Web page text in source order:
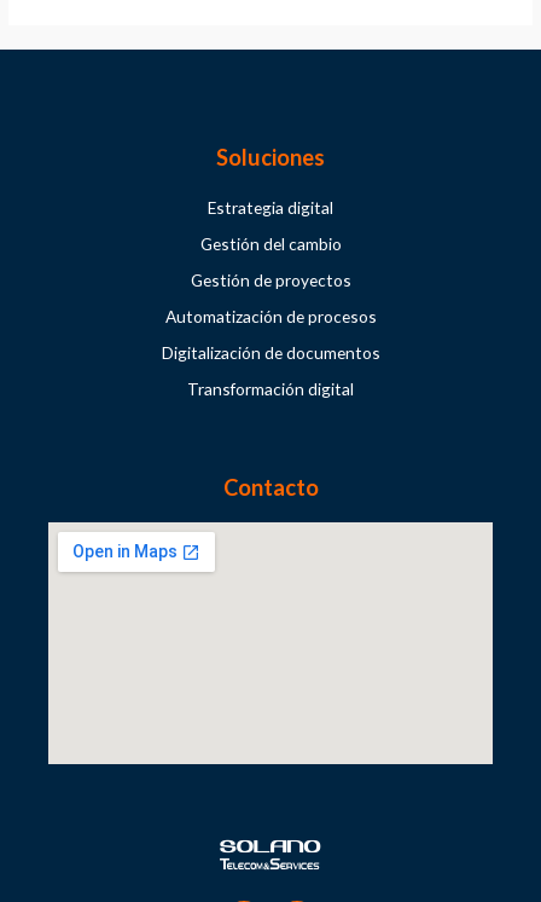
Soluciones
Estrategia digital
Gestión del cambio
Gestión de proyectos
Automatización de procesos
Digitalización de documentos
Transformación digital
Contacto